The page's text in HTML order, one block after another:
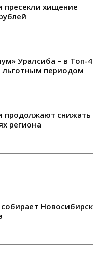
пресекли хищение
Уралсиба – в Топ-4
льготным периодом
продолжают снижать
региона
Новосибирск